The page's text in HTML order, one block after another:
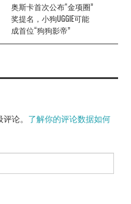
奥斯卡首次公布“金项圈”
奖提名，小狗UGGIE可能
成首位“狗狗影帝”
论。 了解你的评论数据如何